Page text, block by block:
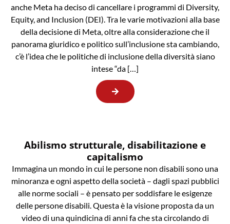
anche Meta ha deciso di cancellare i programmi di Diversity,
Equity, and Inclusion (DEI). Tra le varie motivazioni alla base
della decisione di Meta, oltre alla considerazione che il
panorama giuridico e politico sull’inclusione sta cambiando,
c’è l’idea che le politiche di inclusione della diversità siano
intese “da […]
Abilismo strutturale, disabilitazione e
capitalismo
Immagina un mondo in cui le persone non disabili sono una
minoranza e ogni aspetto della società – dagli spazi pubblici
alle norme sociali – è pensato per soddisfare le esigenze
delle persone disabili. Questa è la visione proposta da un
video di una quindicina di anni fa che sta circolando di